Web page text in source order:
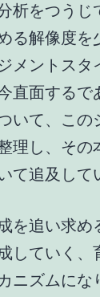
析をつう
る解像度を
メントスタ
直面する
いて、こ
理し、そ
て追及して
を追い求
していく
ニズムに